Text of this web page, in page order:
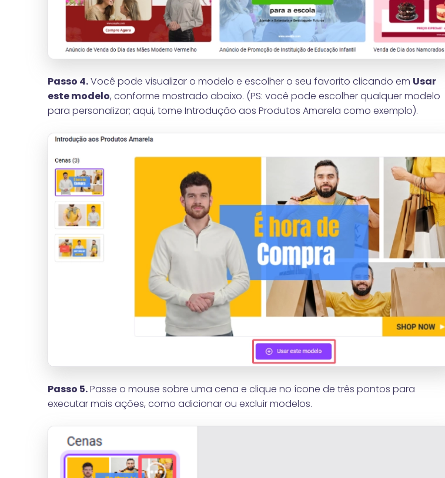
Passo 4.Você pode visualizar o modelo e escolher o seu favorito clicando em Usar
este modelo, conforme mostrado abaixo. (PS: você pode escolher qualquer modelo
para personalizar; aqui, tome Introdução aos Produtos Amarela como exemplo).
Passo 5.Passe o mouse sobre uma cena e clique no ícone de três pontos para
executar mais ações, como adicionar ou excluir modelos.